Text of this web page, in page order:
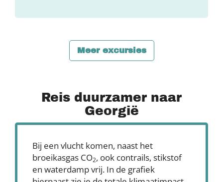
Meer excursies
Reis duurzamer naar
Georgië
Bij een vlucht komen, naast het
broeikasgas CO2, ook contrails, stikstof
en waterdamp vrij. In de grafiek